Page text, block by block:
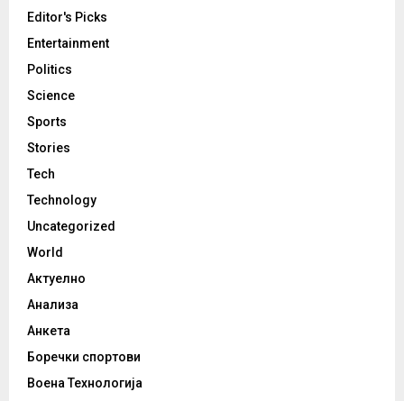
Editor's Picks
Entertainment
Politics
Science
Sports
Stories
Tech
Technology
Uncategorized
World
Актуелно
Анализа
Анкета
Боречки спортови
Воена Технологија